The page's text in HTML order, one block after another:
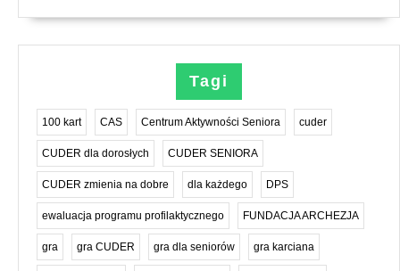
Tagi
100 kart CAS Centrum Aktywności Seniora cuder
CUDER dla dorosłych CUDER SENIORA
CUDER zmienia na dobre dla każdego DPS
ewaluacja programu profilaktycznego FUNDACJA ARCHEZJA
gra gra CUDER gra dla seniorów gra karciana